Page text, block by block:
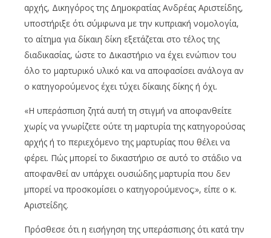
αρχής, Δικηγόρος της Δημοκρατίας Ανδρέας Αριστείδης,
υποστήριξε ότι σύμφωνα με την κυπριακή νομολογία,
το αίτημα για δίκαιη δίκη εξετάζεται στο τέλος της
διαδικασίας, ώστε το Δικαστήριο να έχει ενώπιον του
όλο το μαρτυρικό υλικό και να αποφασίσει ανάλογα αν
ο κατηγορούμενος έχει τύχει δίκαιης δίκης ή όχι.
«Η υπεράσπιση ζητά αυτή τη στιγμή να αποφανθείτε
χωρίς να γνωρίζετε ούτε τη μαρτυρία της κατηγορούσας
αρχής ή το περιεχόμενο της μαρτυρίας που θέλει να
φέρει. Πώς μπορεί το δικαστήριο σε αυτό το στάδιο να
αποφανθεί αν υπάρχει ουσιώδης μαρτυρία που δεν
μπορεί να προσκομίσει ο κατηγορούμενος;», είπε ο κ.
Αριστείδης.
Πρόσθεσε ότι η εισήγηση της υπεράσπισης ότι κατά την